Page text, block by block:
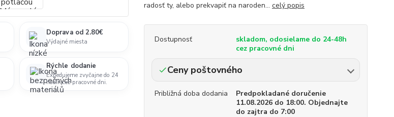
Doprava od 2.80€
Výdajné miesta
Rýchle dodanie
Expedujeme zvyčajne do 24
hodín cez pracovné dni.
radosť ty, alebo prekvapiť na naroden... celý popis
Dostupnosť
skladom, odosielame do 24-48h
cez pracovné dni
Ceny poštovného
Približná doba dodania
Predpokladané doručenie
11.08.2026 do 18:00. Objednajte
do zajtra do 7:00